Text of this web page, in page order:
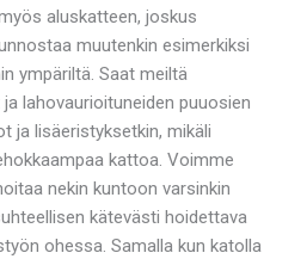
aluskatteen, joskus
muutenkin esimerkiksi
ympäriltä. Saat meiltä
lahovaurioituneiden puuosien
ja lisäeristyksetkin, mikäli
kattoa. Voimme
nekin kuntoon varsinkin
kätevästi hoidettava
ohessa. Samalla kun katolla